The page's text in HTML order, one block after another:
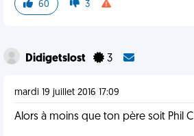
60 3
Didigetslost 3
mardi 19 juillet 2016 17:09
Alors à moins que ton père soit Phil